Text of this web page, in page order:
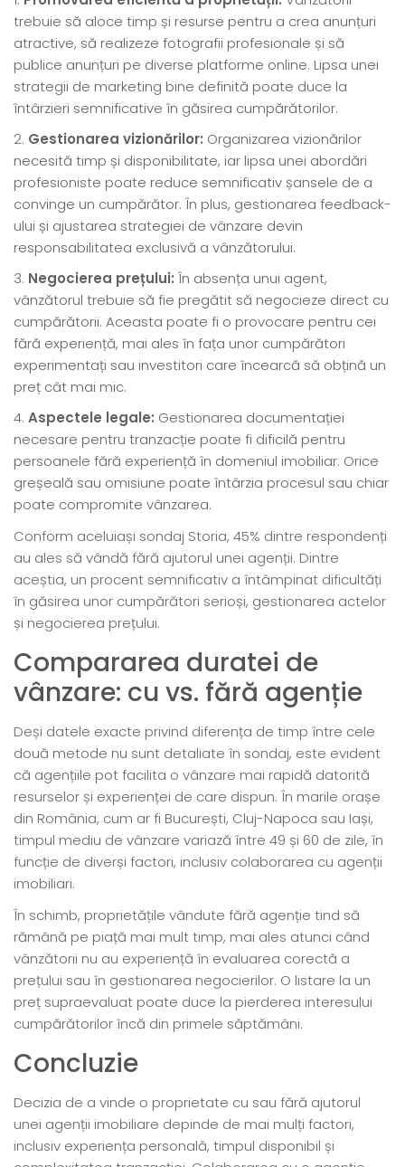
trebuie să aloce timp și resurse pentru a crea anunțuri
atractive, să realizeze fotografii profesionale și să
publice anunțuri pe diverse platforme online. Lipsa unei
strategii de marketing bine definită poate duce la
întârzieri semnificative în găsirea cumpărătorilor.
Gestionarea vizionărilor: Organizarea vizionărilor
necesită timp și disponibilitate, iar lipsa unei abordări
profesioniste poate reduce semnificativ șansele de a
convinge un cumpărător. În plus, gestionarea feedback-
ului și ajustarea strategiei de vânzare devin
responsabilitatea exclusivă a vânzătorului.
Negocierea prețului: În absența unui agent,
vânzătorul trebuie să fie pregătit să negocieze direct cu
cumpărătorii. Aceasta poate fi o provocare pentru cei
fără experiență, mai ales în fața unor cumpărători
experimentați sau investitori care încearcă să obțină un
preț cât mai mic.
Aspectele legale: Gestionarea documentației
necesare pentru tranzacție poate fi dificilă pentru
persoanele fără experiență în domeniul imobiliar. Orice
greșeală sau omisiune poate întârzia procesul sau chiar
poate compromite vânzarea.
Conform aceluiași sondaj Storia, 45% dintre respondenți
au ales să vândă fără ajutorul unei agenții. Dintre
aceștia, un procent semnificativ a întâmpinat dificultăți
în găsirea unor cumpărători serioși, gestionarea actelor
și negocierea prețului.
Compararea duratei de
vânzare: cu vs. fără agenție
Deși datele exacte privind diferența de timp între cele
două metode nu sunt detaliate în sondaj, este evident
că agențiile pot facilita o vânzare mai rapidă datorită
resurselor și experienței de care dispun. În marile orașe
din România, cum ar fi București, Cluj-Napoca sau Iași,
timpul mediu de vânzare variază între 49 și 60 de zile, în
funcție de diverși factori, inclusiv colaborarea cu agenții
imobiliari.
În schimb, proprietățile vândute fără agenție tind să
rămână pe piață mai mult timp, mai ales atunci când
vânzătorii nu au experiență în evaluarea corectă a
prețului sau în gestionarea negocierilor. O listare la un
preț supraevaluat poate duce la pierderea interesului
cumpărătorilor încă din primele săptămâni.
Concluzie
Decizia de a vinde o proprietate cu sau fără ajutorul
unei agenții imobiliare depinde de mai mulți factori,
inclusiv experiența personală, timpul disponibil și